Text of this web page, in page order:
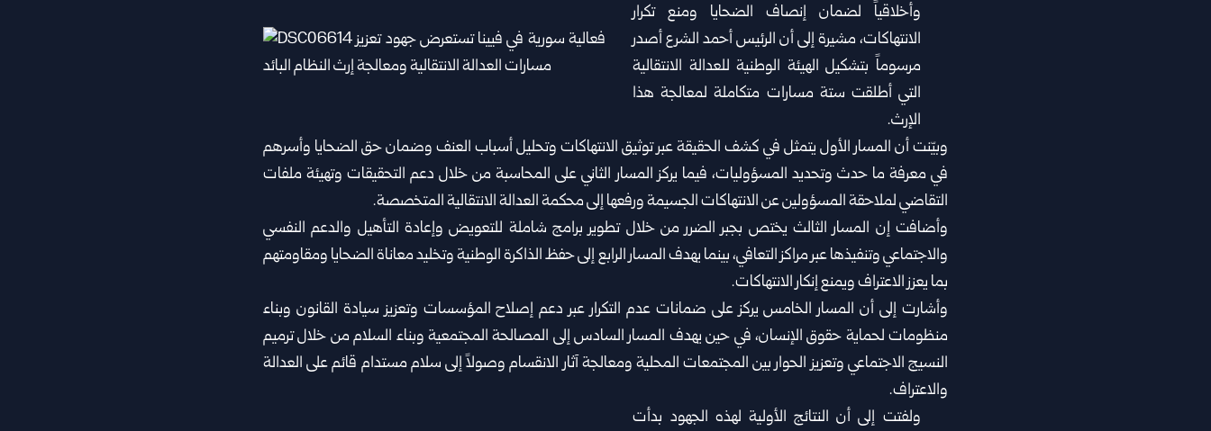
وأخلاقياً لضمان ‏إنصاف الضحايا ومنع تكرار
الانتهاكات، مشيرة إلى أن الرئيس أحمد ‏الشرع أصدر
مرسوماً بتشكيل الهيئة الوطنية للعدالة الانتقالية
التي أطلقت ‏ستة مسارات متكاملة لمعالجة هذا
الإرث.
وبيّنت أن المسار الأول يتمثل في كشف الحقيقة عبر توثيق الانتهاكات ‏وتحليل أسباب العنف وضمان حق الضحايا وأسرهم
في معرفة ما حدث ‏وتحديد المسؤوليات، فيما يركز المسار الثاني على المحاسبة من خلال دعم ‏التحقيقات وتهيئة ملفات
التقاضي لملاحقة المسؤولين عن الانتهاكات الجسيمة ‏ورفعها إلى محكمة العدالة الانتقالية المتخصصة.
وأضافت إن المسار الثالث يختص بجبر الضرر من خلال تطوير برامج ‏شاملة للتعويض وإعادة التأهيل والدعم النفسي
والاجتماعي وتنفيذها عبر ‏مراكز التعافي، بينما يهدف المسار الرابع إلى حفظ الذاكرة الوطنية وتخليد ‏معاناة الضحايا ومقاومتهم
بما يعزز الاعتراف ويمنع إنكار الانتهاكات.
وأشارت إلى أن المسار الخامس يركز على ضمانات عدم التكرار عبر دعم ‏إصلاح المؤسسات وتعزيز سيادة القانون وبناء
منظومات لحماية حقوق ‏الإنسان، في حين يهدف المسار السادس إلى المصالحة المجتمعية وبناء ‏السلام من خلال ترميم
النسيج الاجتماعي وتعزيز الحوار بين المجتمعات ‏المحلية ومعالجة آثار الانقسام وصولاً إلى سلام مستدام قائم على العدالة
‏والاعتراف.
ولفتت إلى أن النتائج الأولية لهذه الجهود بدأت